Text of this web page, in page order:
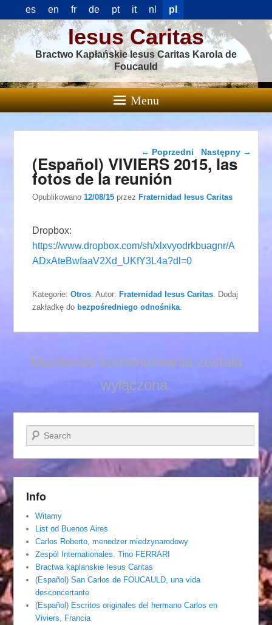
es en fr de pt it nl pl
Iesus Caritas
Bractwo Kapłańskie Iesus Caritas Karola de
Foucauld
Menu
Nawigacja wpisu
← Poprzedni Następny →
(Español) VIVIERS 2015, las
fotos de la reunión
Opublikowano12/08/15 przezFraternidad Iesus Caritas
Dropbox:
https://www.dropbox.com/sh/xlxvyodrkbuagnr/A
ADxAteBwfaaV2Xd_UKfY3L4a?dl=0
Kategorie:Otros . Autor:Fraternidad Iesus Caritas . Dodaj
zakładkę do bezpośredniego odnośnika
Możliwość komentowania została
wyłączona.
Szukaj
Info
Witamy
List od Buenos Aires
Carlos Roberto, menedzer miedzynarodowy
Zespól Internationales. Tino FERRARI
Bractwa kaplanskie Iesus Caritas
(Español) San Carlos de FOUCAULD, una vida
desconcertante
(Español) Escritos originales del hermano Carlos en
Viviers, Francia